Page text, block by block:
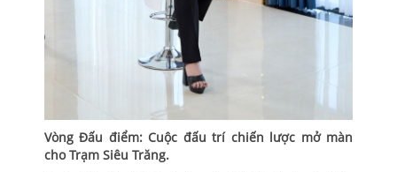
Vòng Đấu điểm: Cuộc đấu trí chiến lược mở màn
cho Trạm Siêu Trăng.